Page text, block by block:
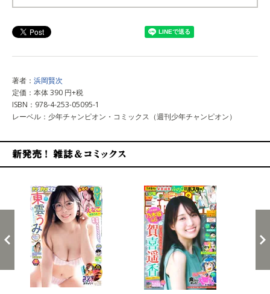
著者： 浜岡賢次
定価：本体 390 円+税
ISBN：978-4-253-05095-1
レーベル：少年チャンピオン・コミックス（週刊少年チャンピオン）